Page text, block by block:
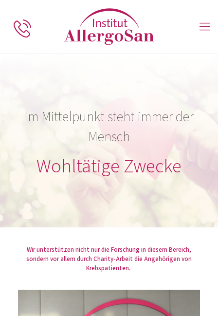
Im Mittelpunkt steht immer der
Mensch
Wohltätige Zwecke
Wir unterstützen nicht nur die Forschung in diesem Bereich,
sondern vor allem durch Charity-Arbeit die Angehörigen von
Krebspatienten.